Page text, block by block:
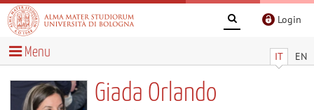
Login
IT EN
Menu
Giada Orlando